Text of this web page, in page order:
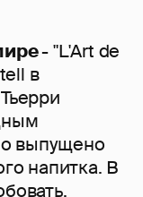
- "L'Art de
в
выпущено
напитка. В